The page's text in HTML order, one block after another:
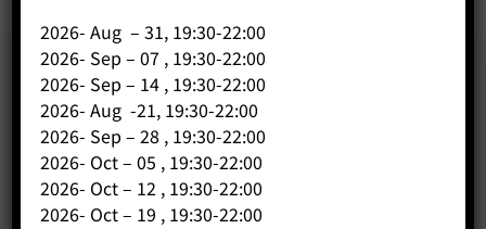
2026- Aug – 31, 19:30-22:00
2026- Sep – 07 , 19:30-22:00
2026- Sep – 14 , 19:30-22:00
2026- Aug -21, 19:30-22:00
2026- Sep – 28 , 19:30-22:00
2026- Oct – 05 , 19:30-22:00
2026- Oct – 12 , 19:30-22:00
2026- Oct – 19 , 19:30-22:00